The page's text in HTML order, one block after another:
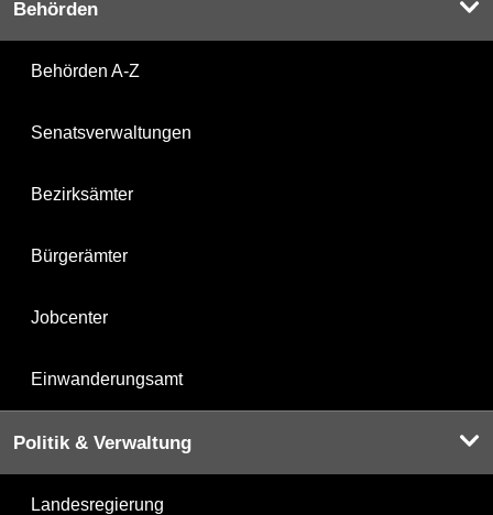
Behörden
Behörden A-Z
Senatsverwaltungen
Bezirksämter
Bürgerämter
Jobcenter
Einwanderungsamt
Politik & Verwaltung
Landesregierung